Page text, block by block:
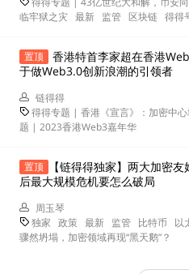
临牢狱之灾 最新 监管 区块链 得得
置顶
香港特首李家超在香港
于做Web3.0创新浪潮的引领者
链得得
得得专题 | 香港《宣言》：加密中心
题 | 2023香港Web3嘉年华
置顶
【链得得独家】两大加密
后最大规模危机要怎么破局
周玉琴
独家 政策 最新 监管 比特币 以
骤然坍塌，加密领域再现“黑天鹅”？